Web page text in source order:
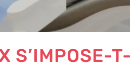
S’IMPOSE-